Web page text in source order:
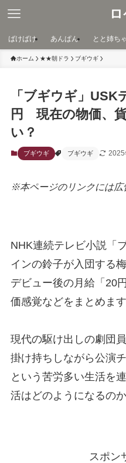
ばけばけ あんぱん とと姉ち
ホーム ★★朝ドラ ブギウギ
「ブギウギ」
円 現在の物価、
い？
ブギウギ ブギウギ 2025
※本ページのリンクには広
NHK連続テレビ小説「
インの鈴子が入団する
デビュー後の月給「20
価感覚などをまとめます
現代の駆け出しの劇団
掛け持ちしながら公演
という苦労多い生活を
活はどのようになるの
スポン